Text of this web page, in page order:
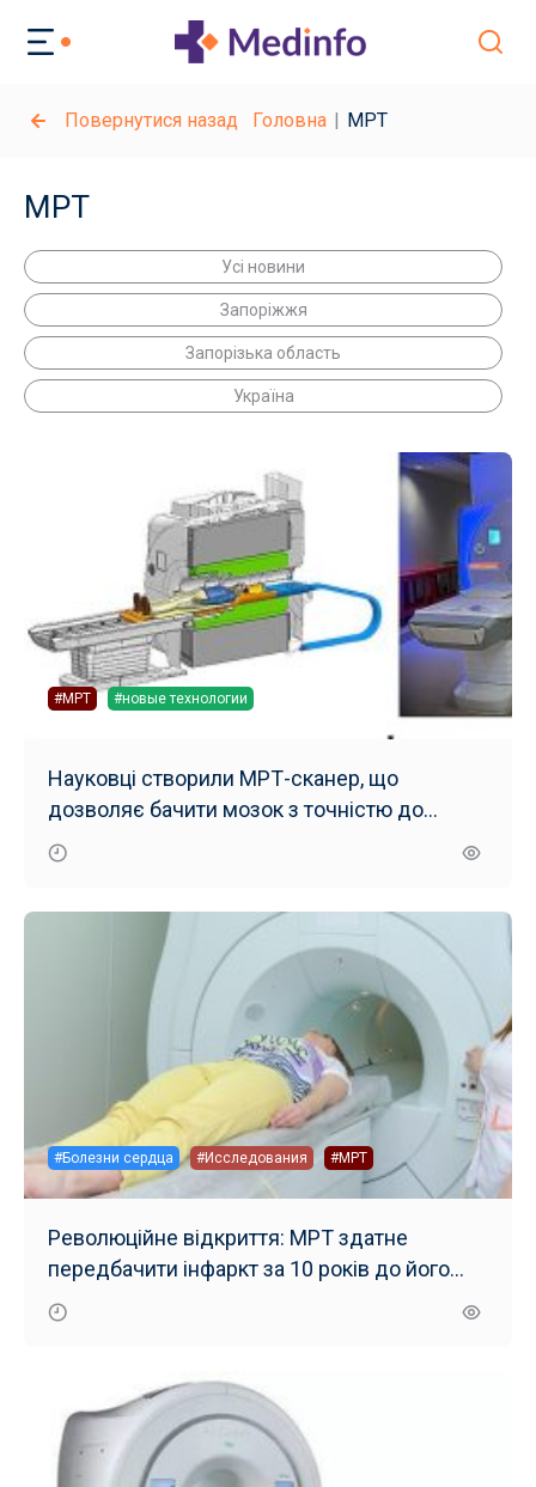
Повернутися назад Головна МРТ
МРТ
Усі новини
Запоріжжя
Запорізька область
Україна
#МРТ #новые технологии
Науковці створили МРТ-сканер, що
дозволяє бачити мозок з точністю до
мікрона
#Болезни сердца #Исследования #МРТ
Революційне відкриття: МРТ здатне
передбачити інфаркт за 10 років до його
появи